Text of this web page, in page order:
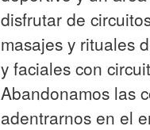
masajes y rituales
y faciales con
Abandonamos las
adentrarnos en el
hotelito de cinco